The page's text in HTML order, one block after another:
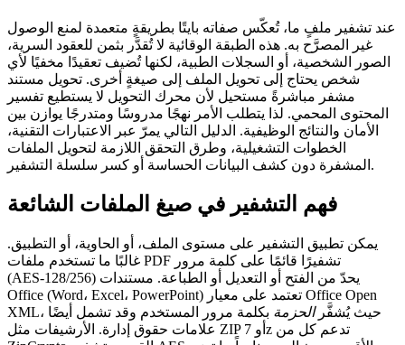
عند تشفير ملفٍ ما، تُعكّس صفاته بايتًا بطريقةٍ متعمدة لمنع الوصول
غير المصرَّح به. هذه الطبقة الوقائية لا تُقدَّر بثمن للعقود السرية،
الصور الشخصية، أو السجلات الطبية، لكنها تُضيف تعقيدًا مخفيًا لأي
شخص يحتاج إلى تحويل الملف إلى صيغةٍ أخرى. تحويل مستند
مشفر مباشرةً مستحيل لأن محرك التحويل لا يستطيع تفسير
المحتوى المحمي. لذا يتطلب الأمر نهجًا مدروسًا ومتدرجًا يوازن بين
الأمان والنتائج الوظيفية. الدليل التالي يمرّ عبر الاعتبارات التقنية،
الخطوات التشغيلية، وطرق التحقق اللازمة لتحويل الملفات
المشفرة دون كشف البيانات الحساسة أو كسر سلسلة التشفير.
فهم التشفير في صيغ الملفات الشائعة
يمكن تطبيق التشفير على مستوى الملف، أو الحاوية، أو التطبيق.
غالبًا ما تستخدم ملفات PDF تشفيرًا قائمًا على كلمة مرور
(AES‑128/256) يحدّ من الفتح أو التعديل أو الطباعة. مستندات
Office (Word، Excel، PowerPoint) تعتمد على معيار Office Open
XML، حيث يُشفَّرالحزمة بكلمة مرور المستخدم وقد تشمل أيضًا
علامات حقوق إدارة. الأرشيفات مثل ZIP أو 7z تدعم كل من